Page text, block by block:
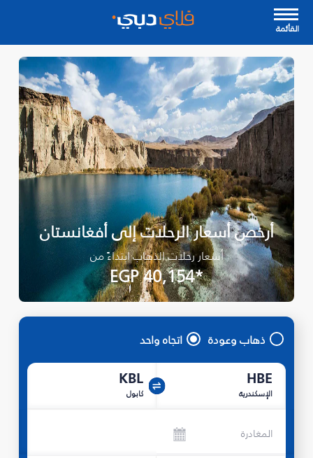
القأئمة
أرخص أسعار الرحلات إلى أفغانستان
أسعار رحلات الذهاب ابتداءً من
*EGP 40,154
ذهاب وعودة اتجاه واحد
HBE
الإسكندرية
KBL
كابول
المغادرة